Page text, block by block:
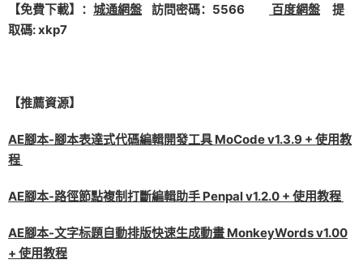
【免費下載】： 城通網盤 訪問密碼：5566 百度網盤 提
取碼: xkp7
【推薦資源】
AE腳本-腳本表達式代碼編輯開發工具 MoCode v1.3.9 + 使用教
程
AE腳本-路徑節點複制打斷編輯助手 Penpal v1.2.0 + 使用教程
AE腳本-文字标題自動排版快速生成動畫 MonkeyWords v1.00
+ 使用教程